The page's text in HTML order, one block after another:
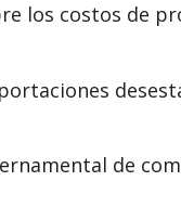
los costos de
de